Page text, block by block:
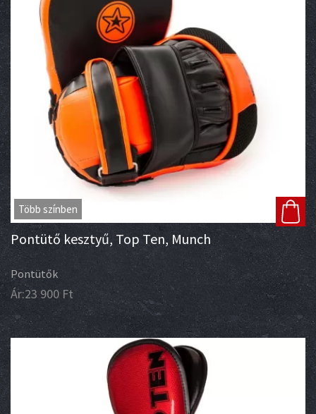
Több színben
Pontütő kesztyű, Top Ten, Munch
Pontütők
Ár:23 900 Ft